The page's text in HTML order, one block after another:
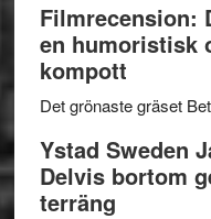
Filmrecension:
en humoristisk
kompott
Det grönaste gräset
Ystad Sweden
Delvis bortom
terräng